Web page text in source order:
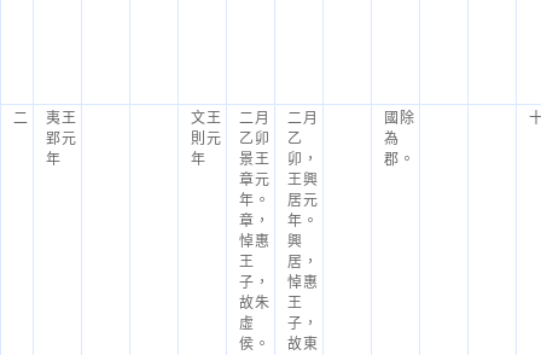
二
夷王
郢元
年
文王
則元
年
二月
乙卯
景王
章元
年。
章，
悼惠
王
子，
故朱
虛
侯。
二月
乙
卯，
王興
居元
年。
興
居，
悼惠
王
子，
故東
國除
為
郡。